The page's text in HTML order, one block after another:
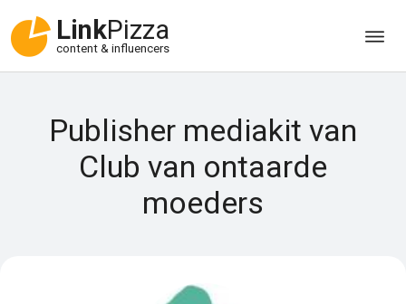
LinkPizza
content & influencers
Publisher mediakit van
Club van ontaarde
moeders